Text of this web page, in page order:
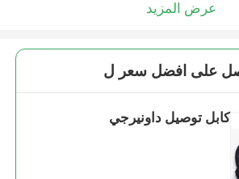
عرض المزيد
على افضل سعر ل
كابل توصيل داونيرجي